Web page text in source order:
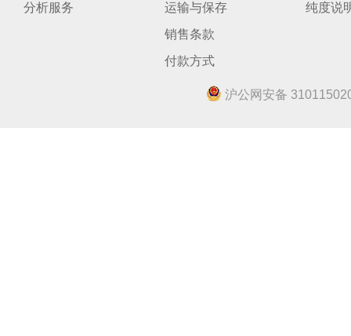
分析服务
运输与保存
销售条款
付款方式
纯度说
沪公网安备